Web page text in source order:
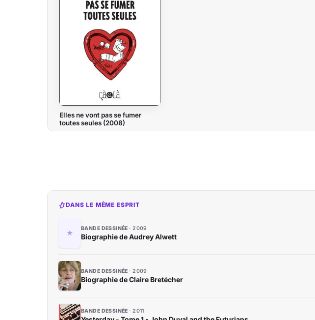
Elles ne vont pas se fumer
toutes seules (2008)
DANS LE MÊME ESPRIT
BANDE DESSINÉE 2009
Biographie de Audrey Alwett
BANDE DESSINÉE 2009
Biographie de Claire Bretécher
BANDE DESSINÉE 2011